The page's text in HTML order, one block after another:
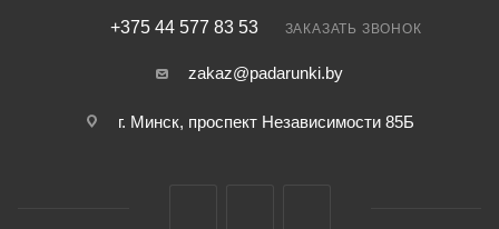
+375 44 577 83 53 ЗАКАЗАТЬ ЗВОНОК
zakaz@padarunki.by
г. Минск, проспект Независимости 85Б